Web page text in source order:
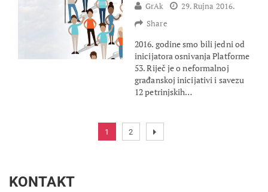
GrAk
29. Rujna 2016.
Share
2016. godine smo bili jedni od
inicijatora osnivanja Platforme
53. Riječ je o neformalnoj
građanskoj inicijativi i savezu
12 petrinjskih…
1 2
KONTAKT